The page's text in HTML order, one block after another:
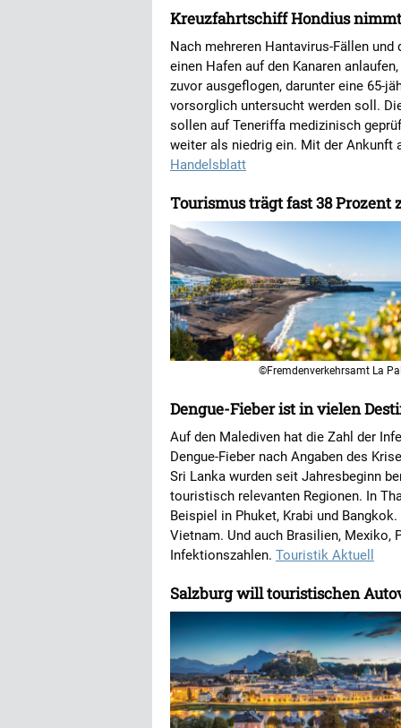
Kreuzfahrtschiff Hondius
Nach mehreren Hantavirus-Fällen
einen Hafen auf den Kanaren
zuvor ausgeflogen, darunter eine 65-
vorsorglich untersucht werden soll.
sollen auf Teneriffa medizinisch
weiter als niedrig ein. Mit der Ankunft
Handelsblatt
Tourismus trägt fast 38
©Fremdenverkehrsamt La
Dengue-Fieber ist in vielen
Auf den Malediven hat die Zahl der
Dengue-Fieber nach Angaben des
Sri Lanka wurden seit Jahresbeginn
touristisch relevanten Regionen. In
Beispiel in Phuket, Krabi und
Vietnam. Und auch Brasilien, Mexiko,
Infektionszahlen. Touristik Aktuell
Salzburg will touristischen